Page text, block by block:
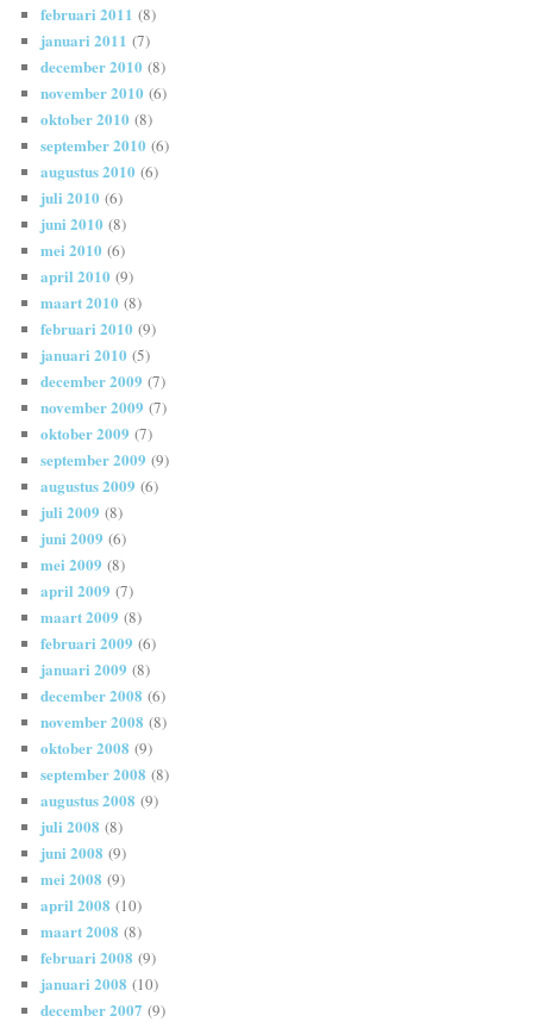
februari 2011 (8)
januari 2011 (7)
december 2010 (8)
november 2010 (6)
oktober 2010 (8)
september 2010 (6)
augustus 2010 (6)
juli 2010 (6)
juni 2010 (8)
mei 2010 (6)
april 2010 (9)
maart 2010 (8)
februari 2010 (9)
januari 2010 (5)
december 2009 (7)
november 2009 (7)
oktober 2009 (7)
september 2009 (9)
augustus 2009 (6)
juli 2009 (8)
juni 2009 (6)
mei 2009 (8)
april 2009 (7)
maart 2009 (8)
februari 2009 (6)
januari 2009 (8)
december 2008 (6)
november 2008 (8)
oktober 2008 (9)
september 2008 (8)
augustus 2008 (9)
juli 2008 (8)
juni 2008 (9)
mei 2008 (9)
april 2008 (10)
maart 2008 (8)
februari 2008 (9)
januari 2008 (10)
december 2007 (9)